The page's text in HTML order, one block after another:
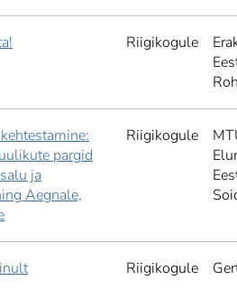
Riigikogule
pargid
ja
Aegnale,
Riigikogule
Riigikogule